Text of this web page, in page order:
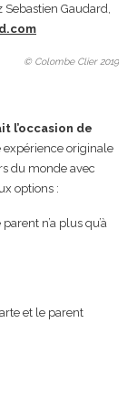
Gaudard,
© Colombe Clier 2019
l’occasion de
expérience originale
du monde avec
options :
n’a plus qu’à
et le parent